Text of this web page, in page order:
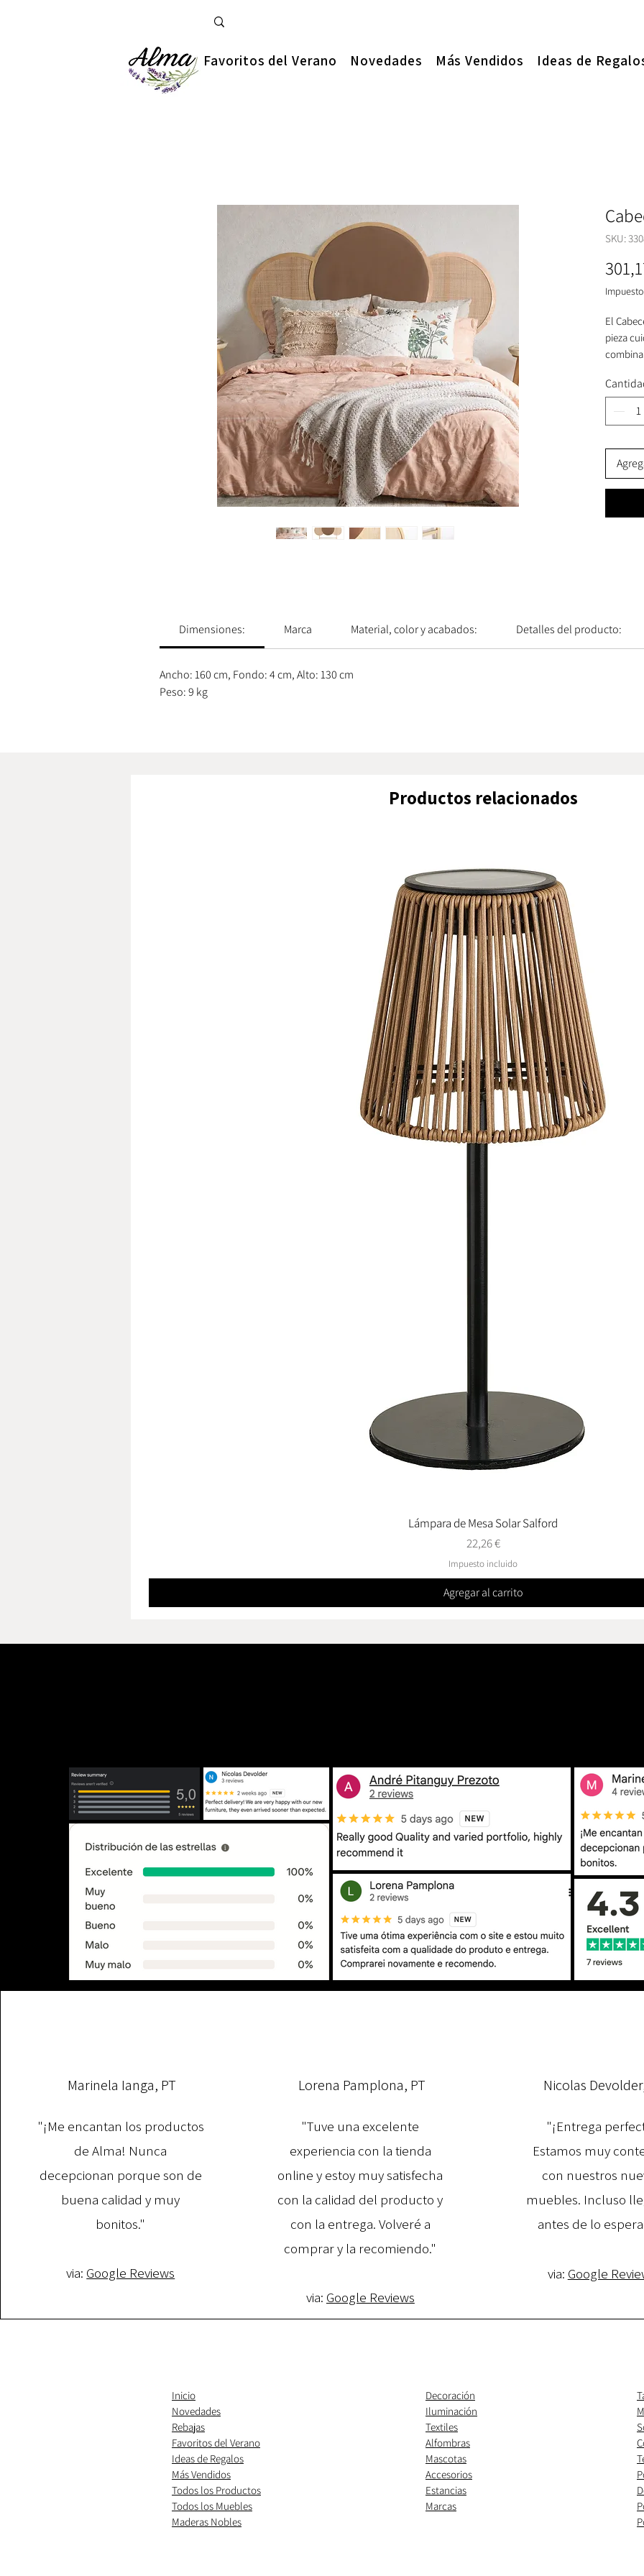
Favoritos del Verano Novedades Más Vendidos Ideas de
SKU:
El
pieza
Con
un
un
El
Dimensiones: Marca Material, color y acabados: Detalles del producto:
Ancho: 160 cm, Fondo: 4 cm, Alto: 130 cm
Peso: 9 kg
Productos relacionados
Vista rápida
Lámpara de Mesa Solar Salford
Precio
22,26 €
Impuesto incluido
Agregar al carrito
Marinela Ianga, PT
"¡Me encantan los productos
de Alma! Nunca
decepcionan porque son de
buena calidad y muy
bonitos."
via: Google Reviews
Lorena Pamplona, PT
"Tuve una excelente
experiencia con la tienda
online y estoy muy satisfecha
con la calidad del producto y
con la entrega. Volveré a
comprar y la recomiendo."
via: Google Reviews
Nicolas
"¡Entrega
Estamos muy
con nuestros
muebles. Incluso
antes de lo
via: Google
Inicio
Novedades
Rebajas
Favoritos del Verano
Ideas de Regalos
​Más Vendidos
Todos los Productos
Todos los Muebles
Maderas Nobles
Decoración
Iluminación
Textiles
Alfombras
Mascotas
Accesorios
Estancias
Marcas